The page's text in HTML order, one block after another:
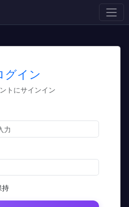
グイン
トにサインイン
持